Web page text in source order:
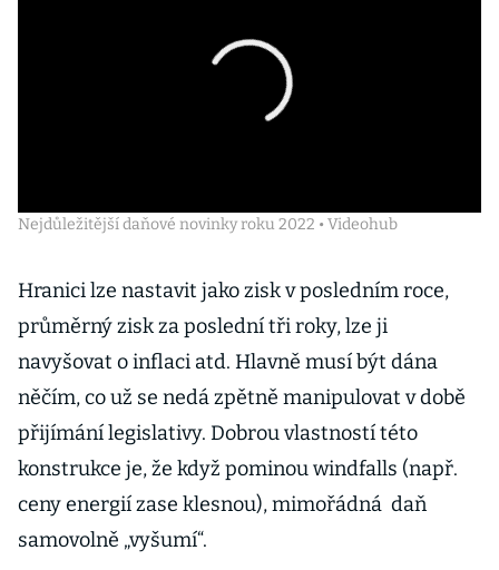
Nejdůležitější daňové novinky roku 2022 • Videohub
Hranici lze nastavit jako zisk v posledním roce,
průměrný zisk za poslední tři roky, lze ji
navyšovat o inflaci atd. Hlavně musí být dána
něčím, co už se nedá zpětně manipulovat v době
přijímání legislativy. Dobrou vlastností této
konstrukce je, že když pominou windfalls (např.
ceny energií zase klesnou), mimořádná daň
samovolně „vyšumí“.